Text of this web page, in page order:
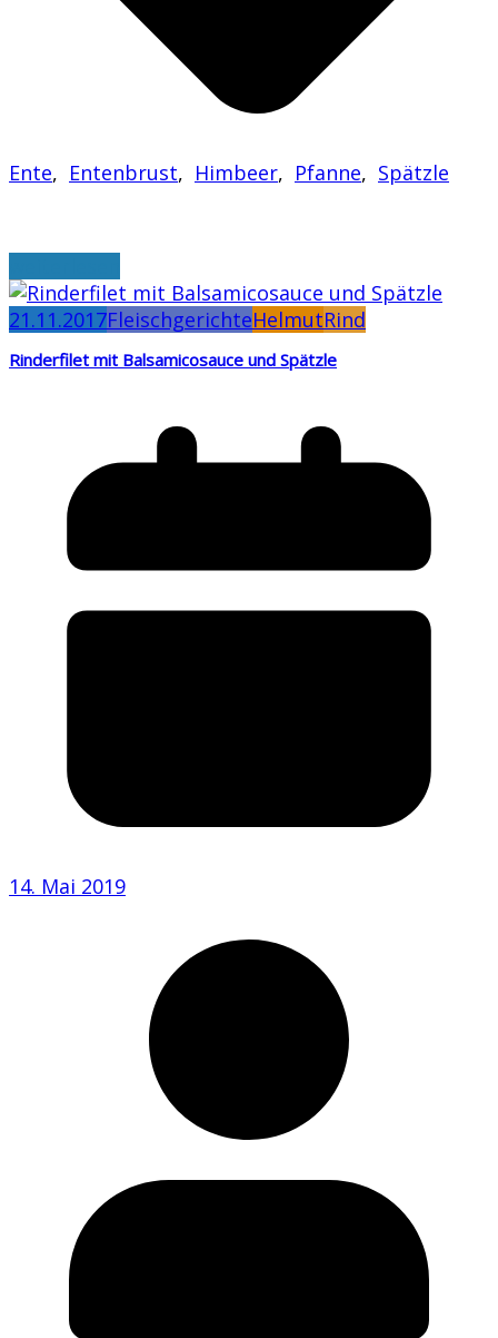
Ente, Entenbrust, Himbeer, Pfanne, Spätzle
21.11.2017FleischgerichteHelmutRind
Rinderfilet mit Balsamicosauce und Spätzle
14. Mai 2019